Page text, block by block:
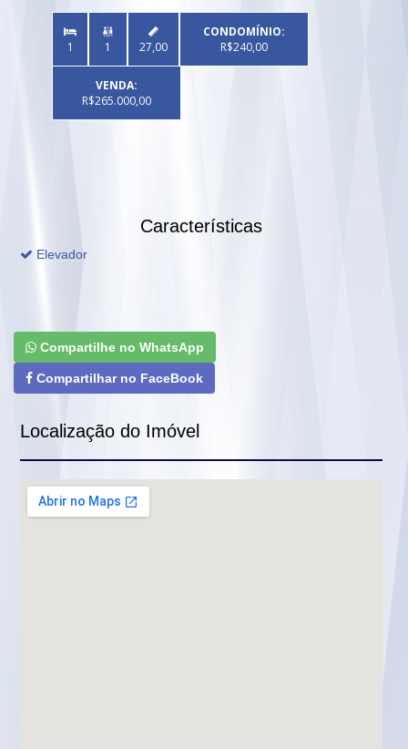
1

1

27,00
CONDOMÍNIO:
R$240,00
VENDA:
R$265.000,00
Características
Elevador
Compartilhe no WhatsApp
Compartilhar no FaceBook
Localização do Imóvel